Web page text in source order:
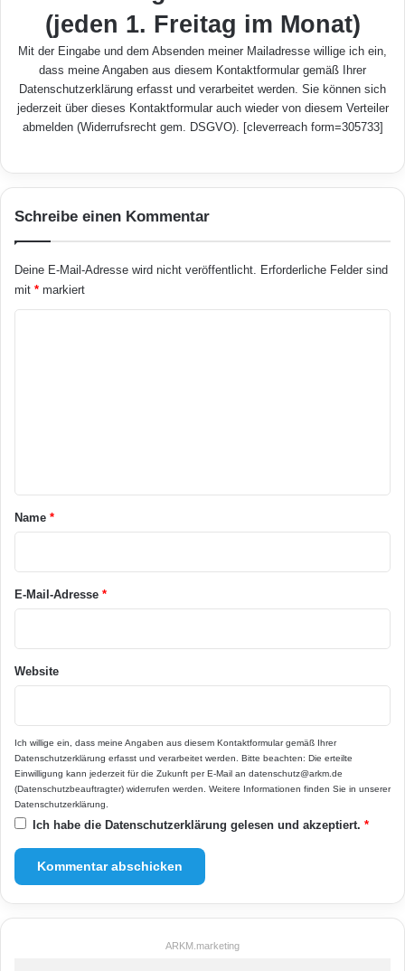
(jeden 1. Freitag im Monat)
Mit der Eingabe und dem Absenden meiner Mailadresse willige ich ein,
dass meine Angaben aus diesem Kontaktformular gemäß Ihrer
Datenschutzerklärung erfasst und verarbeitet werden. Sie können sich
jederzeit über dieses Kontaktformular auch wieder von diesem Verteiler
abmelden (Widerrufsrecht gem. DSGVO). [cleverreach form=305733]
Schreibe einen Kommentar
Deine E-Mail-Adresse wird nicht veröffentlicht. Erforderliche Felder sind
mit * markiert
a
r
Name *
E-Mail-Adresse *
Website
Ich willige ein, dass meine Angaben aus diesem Kontaktformular gemäß Ihrer
Datenschutzerklärung erfasst und verarbeitet werden. Bitte beachten: Die erteilte
Einwilligung kann jederzeit für die Zukunft per E-Mail an datenschutz@arkm.de
(Datenschutzbeauftragter) widerrufen werden. Weitere Informationen finden Sie in unserer
Datenschutzerklärung
Ich habe die Datenschutzerklärung gelesen und akzeptiert. *
ARKM.marketing